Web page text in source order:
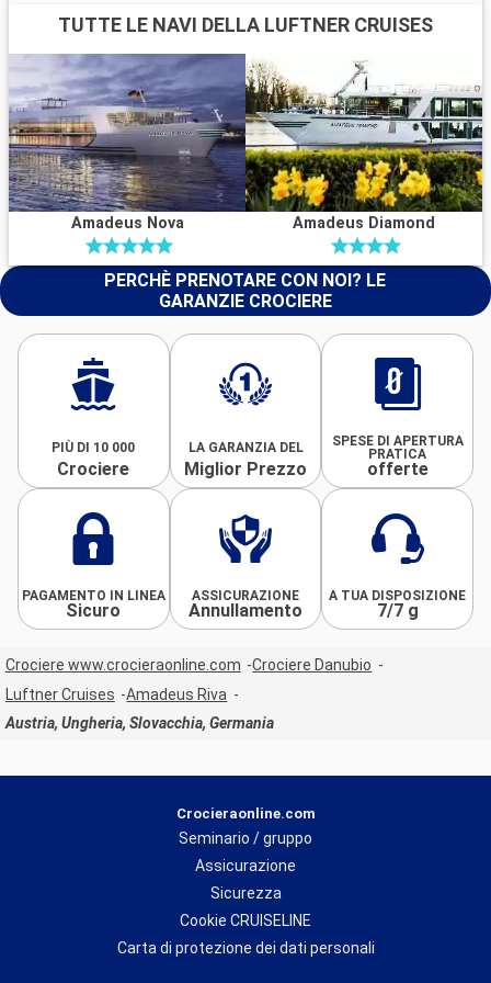
TUTTE LE NAVI DELLA LUFTNER CRUISES
Amadeus Nova Amadeus Diamond
PERCHÈ PRENOTARE CON NOI? LE
GARANZIE CROCIERE
PIÙ DI 10 000
Crociere
LA GARANZIA DEL
Miglior Prezzo
SPESE DI APERTURA
PRATICA
offerte
PAGAMENTO IN LINEA
Sicuro
ASSICURAZIONE
Annullamento
A TUA DISPOSIZIONE
7/7 g
Crociere www.crocieraonline.com
Crociere Danubio
Luftner Cruises
Amadeus Riva
Austria, Ungheria, Slovacchia, Germania
Crocieraonline.com
Seminario / gruppo
Assicurazione
Sicurezza
Cookie CRUISELINE
Carta di protezione dei dati personali